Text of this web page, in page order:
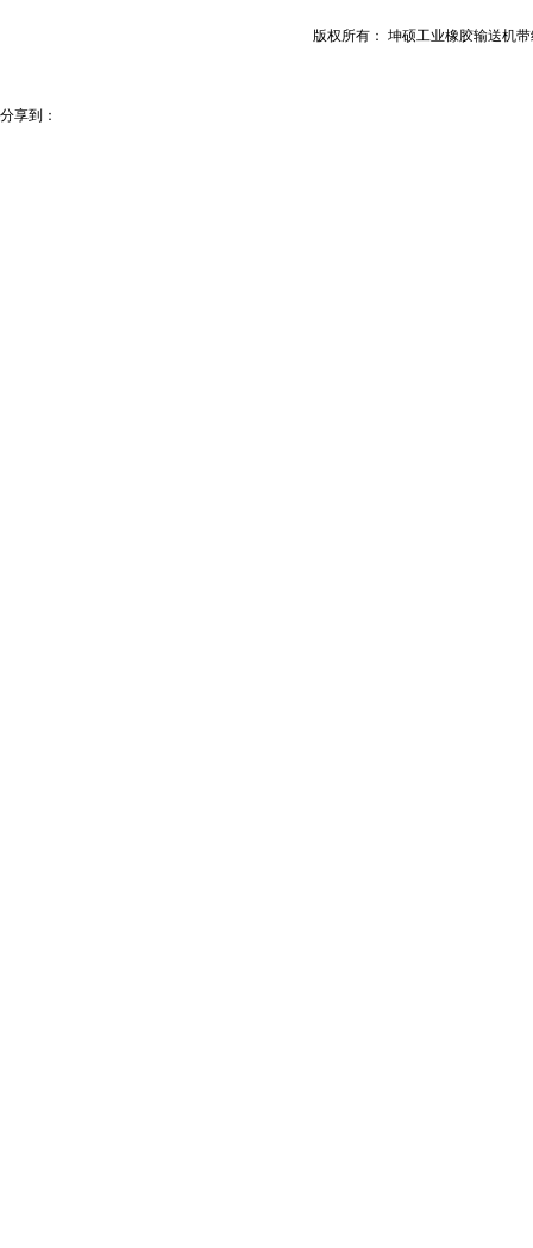
版权所有： 坤硕工业橡胶输送机
分享到：